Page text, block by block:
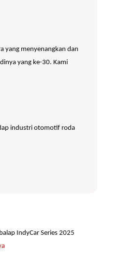
yang menyenangkan dan
yang ke-30. Kami
industri otomotif roda
IndyCar Series 2025